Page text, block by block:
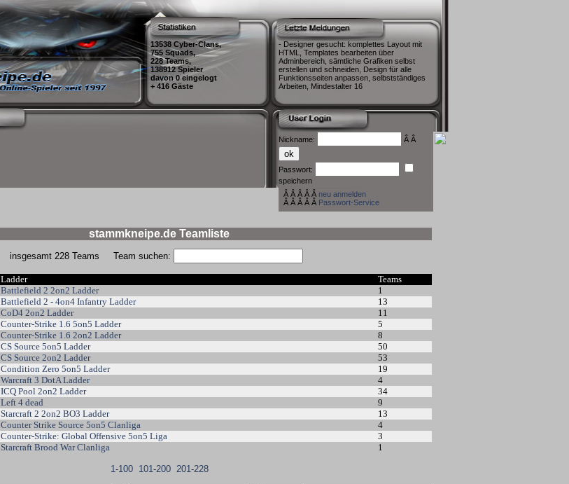
13538 Cyber-Clans,
755 Squads,
228 Teams,
138912 Spieler
davon 0 eingelogt
+ 416 Gäste
- Designer gesucht: komplettes Layout mit
HTML, Templates bearbeiten über
Adminbereich, sämtliche Grafiken selbst
erstellen und schneiden, Design für alle
Funktionsseiten anpassen, selbstständiges
Arbeiten, Mindestalter 16
Nickname: Â Â
Passwort:
speichern
Â Â Â Â Â neu anmelden
Â Â Â Â Â Passwort-Service
stammkneipe.de Teamliste
insgesamt 228 Teams Team suchen:
Ladder
Teams
Battlefield 2 2on2 Ladder
1
Battlefield 2 - 4on4 Infantry Ladder
13
CoD4 2on2 Ladder
11
Counter-Strike 1.6 5on5 Ladder
5
Counter-Strike 1.6 2on2 Ladder
8
CS Source 5on5 Ladder
50
CS Source 2on2 Ladder
53
Condition Zero 5on5 Ladder
19
Warcraft 3 DotA Ladder
4
ICQ Pool 2on2 Ladder
34
Left 4 dead
9
Starcraft 2 2on2 BO3 Ladder
13
Counter Strike Source 5on5 Clanliga
4
Counter-Strike: Global Offensive 5on5 Liga
3
Starcraft Brood War Clanliga 1
1-100 101-200 201-228